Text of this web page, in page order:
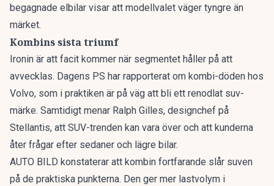
begagnade elbilar visar att modellvalet väger tyngre än
märket.
Kombins sista triumf
Ironin är att facit kommer när segmentet håller på att
avvecklas. Dagens PS har rapporterat om kombi-döden hos
Volvo, som i praktiken är på väg att bli ett renodlat suv-
märke. Samtidigt menar Ralph Gilles, designchef på
Stellantis, att SUV-trenden kan vara över och att kunderna
åter frågar efter sedaner och lägre bilar.
AUTO BILD konstaterar att kombin fortfarande slår suven
på de praktiska punkterna. Den ger mer lastvolym i